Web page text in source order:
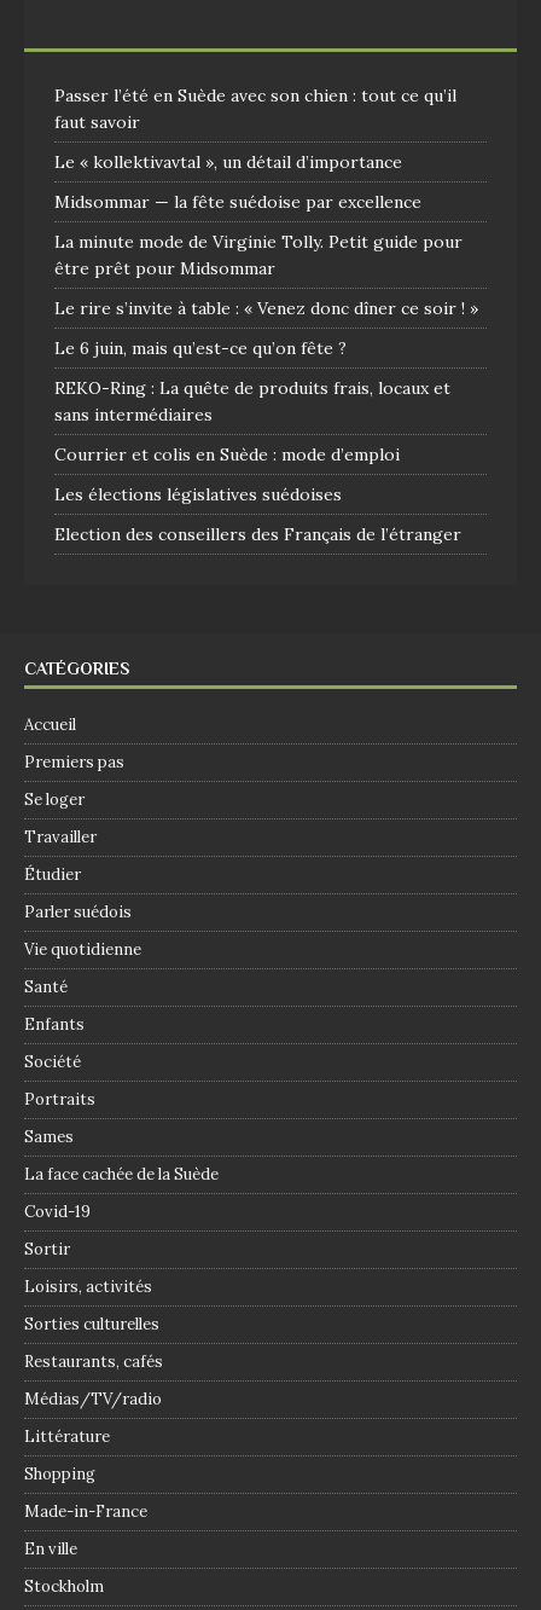
Passer l’été en Suède avec son chien : tout ce qu’il
faut savoir
Le « kollektivavtal », un détail d’importance
Midsommar — la fête suédoise par excellence
La minute mode de Virginie Tolly. Petit guide pour
être prêt pour Midsommar
Le rire s’invite à table : « Venez donc dîner ce soir ! »
Le 6 juin, mais qu’est-ce qu’on fête ?
REKO-Ring : La quête de produits frais, locaux et
sans intermédiaires
Courrier et colis en Suède : mode d’emploi
Les élections législatives suédoises
Election des conseillers des Français de l’étranger
CATÉGORIES
Accueil
Premiers pas
Se loger
Travailler
Étudier
Parler suédois
Vie quotidienne
Santé
Enfants
Société
Portraits
Sames
La face cachée de la Suède
Covid-19
Sortir
Loisirs, activités
Sorties culturelles
Restaurants, cafés
Médias/TV/radio
Littérature
Shopping
Made-in-France
En ville
Stockholm